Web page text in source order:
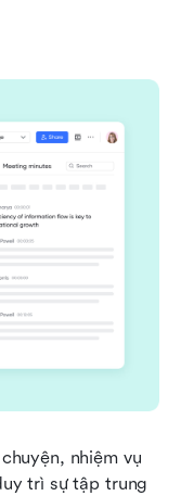
nhiệm vụ
trì sự tập trung